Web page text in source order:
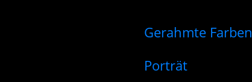
Gerahmte Farben
Porträt